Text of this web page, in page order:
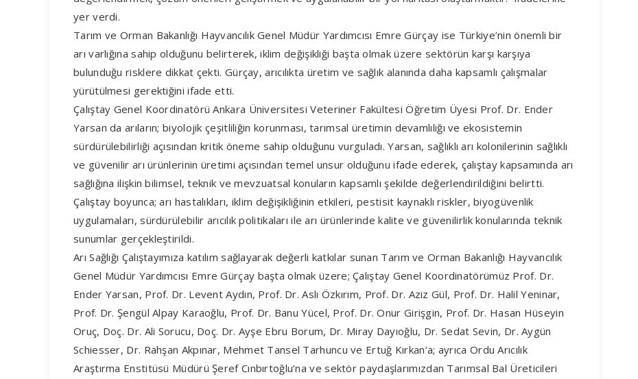
yer verdi.
Tarım ve Orman Bakanlığı Hayvancılık Genel Müdür Yardımcısı Emre Gürçay ise Türkiye’nin önemli bir
arı varlığına sahip olduğunu belirterek, iklim değişikliği başta olmak üzere sektörün karşı karşıya
bulunduğu risklere dikkat çekti. Gürçay, arıcılıkta üretim ve sağlık alanında daha kapsamlı çalışmalar
yürütülmesi gerektiğini ifade etti.
Çalıştay Genel Koordinatörü Ankara Üniversitesi Veteriner Fakültesi Öğretim Üyesi Prof. Dr. Ender
Yarsan da arıların; biyolojik çeşitliliğin korunması, tarımsal üretimin devamlılığı ve ekosistemin
sürdürülebilirliği açısından kritik öneme sahip olduğunu vurguladı. Yarsan, sağlıklı arı kolonilerinin sağlıklı
ve güvenilir arı ürünlerinin üretimi açısından temel unsur olduğunu ifade ederek, çalıştay kapsamında arı
sağlığına ilişkin bilimsel, teknik ve mevzuatsal konuların kapsamlı şekilde değerlendirildiğini belirtti.
Çalıştay boyunca; arı hastalıkları, iklim değişikliğinin etkileri, pestisit kaynaklı riskler, biyogüvenlik
uygulamaları, sürdürülebilir arıcılık politikaları ile arı ürünlerinde kalite ve güvenilirlik konularında teknik
sunumlar gerçekleştirildi.
Arı Sağlığı Çalıştayımıza katılım sağlayarak değerli katkılar sunan Tarım ve Orman Bakanlığı Hayvancılık
Genel Müdür Yardımcısı Emre Gürçay başta olmak üzere; Çalıştay Genel Koordinatörümüz Prof. Dr.
Ender Yarsan, Prof. Dr. Levent Aydın, Prof. Dr. Aslı Özkırım, Prof. Dr. Aziz Gül, Prof. Dr. Halil Yeninar,
Prof. Dr. Şengül Alpay Karaoğlu, Prof. Dr. Banu Yücel, Prof. Dr. Onur Girişgin, Prof. Dr. Hasan Hüseyin
Oruç, Doç. Dr. Ali Sorucu, Doç. Dr. Ayşe Ebru Borum, Dr. Miray Dayıoğlu, Dr. Sedat Sevin, Dr. Aygün
Schiesser, Dr. Rahşan Akpınar, Mehmet Tansel Tarhuncu ve Ertuğ Kırkan’a; ayrıca Ordu Arıcılık
Araştırma Enstitüsü Müdürü Şeref Cınbırtoğlu’na ve sektör paydaşlarımızdan Tarımsal Bal Üreticileri